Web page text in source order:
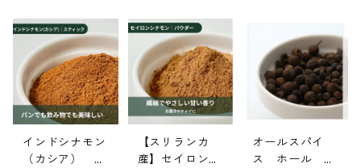
インドシナモン
（カシア） パ
【スリランカ
産】セイロンシ
オールスパイ
ス ホール 5